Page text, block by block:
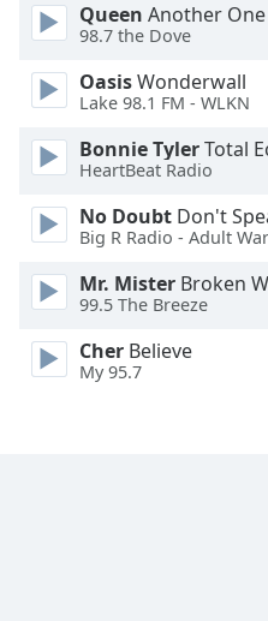
Done
Modal
Dialog
End
dialog
Queen Another
98.7 the Dove
OasisWonderwall
Lake 98.1 FM - WLKN
Bonnie TylerTotal
HeartBeat Radio
No Doubt Don't
Big R Radio - Adult
Mr. Mister Broken
99.5 The Breeze
Cher Believe
My 95.7